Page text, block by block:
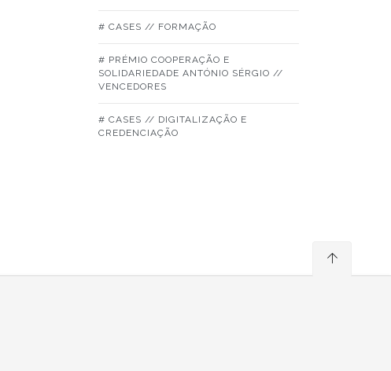
# CASES // FORMAÇÃO
# PRÉMIO COOPERAÇÃO E
SOLIDARIEDADE ANTÓNIO SÉRGIO //
VENCEDORES
# CASES // DIGITALIZAÇÃO E
CREDENCIAÇÃO